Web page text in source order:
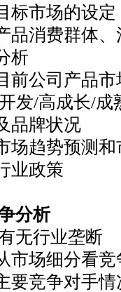
市场的设定
消费群体、
析
公司产品市
开发/高成长/
状况
趋势预测和
政策
分析
行业垄断
场细分看竞
竞争对手情